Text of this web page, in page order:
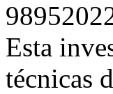
Esta
técnicas